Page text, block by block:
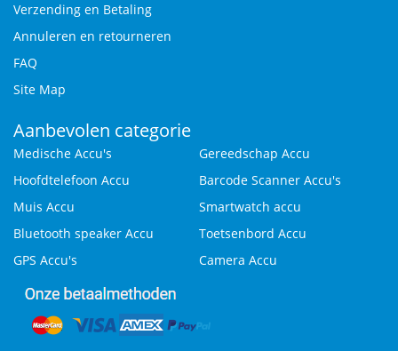
Verzending en Betaling
Annuleren en retourneren
FAQ
Site Map
Aanbevolen categorie
Medische Accu's
Gereedschap Accu
Hoofdtelefoon Accu
Barcode Scanner Accu's
Muis Accu
Smartwatch accu
Bluetooth speaker Accu
Toetsenbord Accu
GPS Accu's
Camera Accu